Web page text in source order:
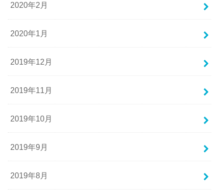
2020年2月
2020年1月
2019年12月
2019年11月
2019年10月
2019年9月
2019年8月